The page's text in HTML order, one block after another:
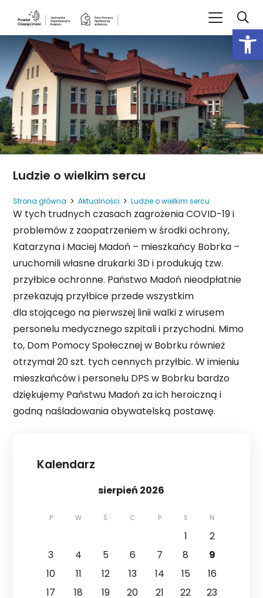
Ludzie o wielkim sercu
Strona główna Aktualności Ludzie o wielkim sercu
W tych trudnych czasach zagrożenia COVID-19 i
problemów z zaopatrzeniem w środki ochrony,
Katarzyna i Maciej Madoń – mieszkańcy Bobrka –
uruchomili własne drukarki 3D i produkują tzw.
przyłbice ochronne. Państwo Madoń nieodpłatnie
przekazują przyłbice przede wszystkim
dla stojącego na pierwszej linii walki z wirusem
personelu medycznego szpitali i przychodni. Mimo
to, Dom Pomocy Społecznej w Bobrku również
otrzymał 20 szt. tych cennych przyłbic. W imieniu
mieszkańców i personelu DPS w Bobrku bardzo
dziękujemy Państwu Madoń za ich heroiczną i
godną naśladowania obywatelską postawę.
Kalendarz
sierpień 2026
P W Ś C P S N
1
2
3
4 5 6 7 8
9
10
11 12 13 14 15
16
17
18 19 20 21 22
23